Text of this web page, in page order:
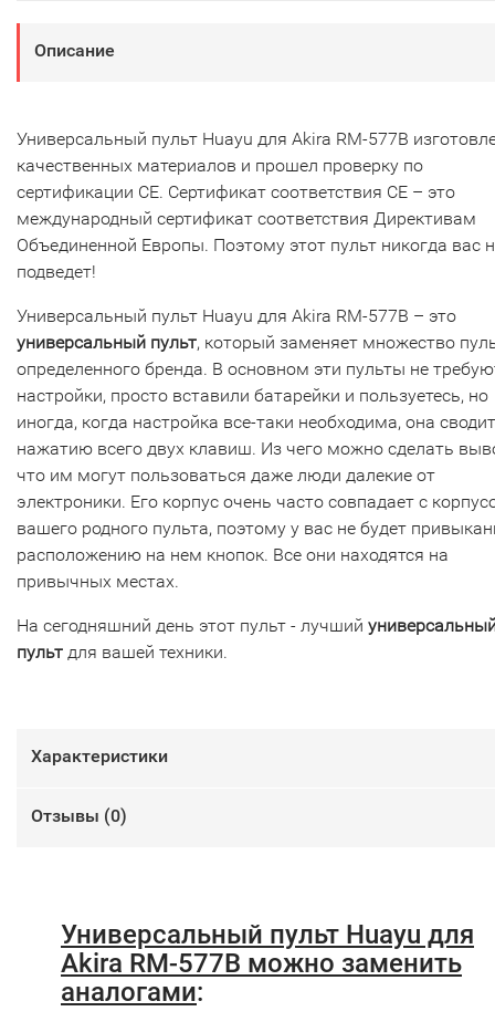
Описание
Универсальный пульт Huayu для Akira RM-577B
качественных материалов и прошел проверку по
сертификации CE. Сертификат соответствия СЕ – это
международный сертификат соответствия Директивам
Объединенной Европы. Поэтому этот пульт никогда вас
подведет!
Универсальный пульт Huayu для Akira RM-577B – это
универсальный пульт, который заменяет множество
определенного бренда. В основном эти пульты не
настройки, просто вставили батарейки и пользуетесь, но
иногда, когда настройка все-таки необходима, она
нажатию всего двух клавиш. Из чего можно сделать
что им могут пользоваться даже люди далекие от
электроники. Его корпус очень часто совпадает с
вашего родного пульта, поэтому у вас не будет
расположению на нем кнопок. Все они находятся на
привычных местах.
На сегодняшний день этот пульт - лучший
пульт для вашей техники.
Характеристики
Отзывы (0)
Универсальный пульт Huayu для
Akira RM-577B можно заменить
аналогами: